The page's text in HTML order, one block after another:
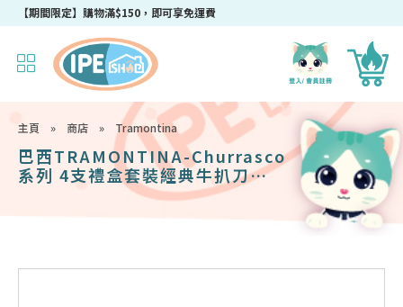
【期間限定】購物滿$150，即可享免運費
成為IPEshop會員，新會員即可獲得迎新$50購物優惠碼！
主頁 » 商店 » Tramontina
巴西TRAMONTINA-Churrasco
系列 4支禮盒套裝經典牛扒刀